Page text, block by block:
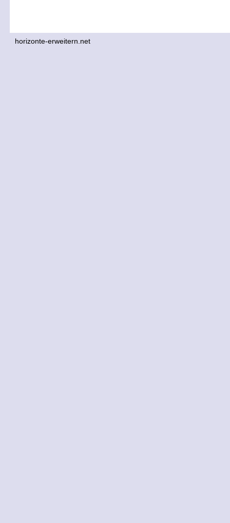
horizonte-erweitern.net